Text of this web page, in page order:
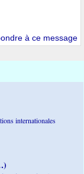
à ce message
internationales